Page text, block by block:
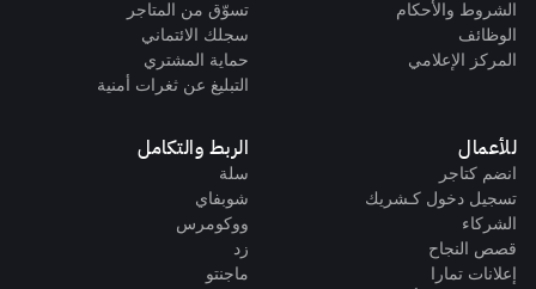
الشروط والأحكام
الوظائف
المركز الإعلامي
تسوّق من المتاجر
سجلك الائتماني
حماية المشتري
التبليغ عن ثغرات أمنية
للأعمال
انضم كتاجر
تسجيل دخول كـشريك
الشركاء
قصص النجاح
إعلانات تمارا
الربط والتكامل
سلة
شوبفاي
ووكومرس
زد
ماجنتو